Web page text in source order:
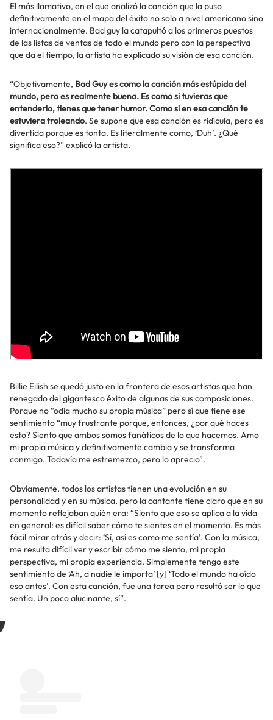
El más llamativo, en el que analizó la canción que la puso
definitivamente en el mapa del éxito no solo a nivel americano sino
internacionalmente. Bad guy la catapultó a los primeros puestos
de las listas de ventas de todo el mundo pero con la perspectiva
que da el tiempo, la artista ha explicado su visión de esa canción.
“Objetivamente, Bad Guy es como la canción más estúpida del
mundo, pero es realmente buena. Es como si tuvieras que
entenderlo, tienes que tener humor. Como si en esa canción te
estuviera troleando. Se supone que esa canción es ridícula, pero es
divertida porque es tonta. Es literalmente como, ‘Duh’. ¿Qué
significa eso?” explicó la artista.
Billie Eilish se quedó justo en la frontera de esos artistas que han
renegado del gigantesco éxito de algunas de sus composiciones.
Porque no “odia mucho su propia música” pero sí que tiene ese
sentimiento “muy frustrante porque, entonces, ¿por qué haces
esto? Siento que ambos somos fanáticos de lo que hacemos. Amo
mi propia música y definitivamente cambia y se transforma
conmigo. Todavía me estremezco, pero lo aprecio”.
Obviamente, todos los artistas tienen una evolución en su
personalidad y en su música, pero la cantante tiene claro que en su
momento reflejaban quién era: “Siento que eso se aplica a la vida
en general: es difícil saber cómo te sientes en el momento. Es más
fácil mirar atrás y decir: ‘Sí, así es como me sentía’. Con la música,
me resulta difícil ver y escribir cómo me siento, mi propia
perspectiva, mi propia experiencia. Simplemente tengo este
sentimiento de ‘Ah, a nadie le importa’ [y] ‘Todo el mundo ha oído
eso antes’. Con esta canción, fue una tarea pero resultó ser lo que
sentía. Un poco alucinante, sí”.